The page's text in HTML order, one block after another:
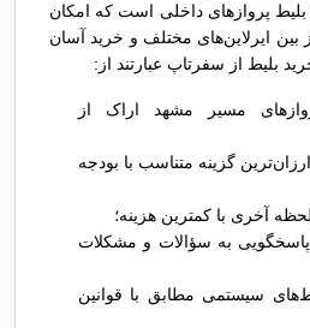
بلیط پروازهای داخلی است که امکان
بین ایرلاین‌های مختلف و خرید آسان
بلیط از سفرتاپ عبارتند از:
مسیر مشهد اراک از
گزینه متناسب با بودجه
آخری با کمترین هزینه؛
برای پاسخگویی به سؤالات و مشکلات
سیستمی مطابق با قوانین